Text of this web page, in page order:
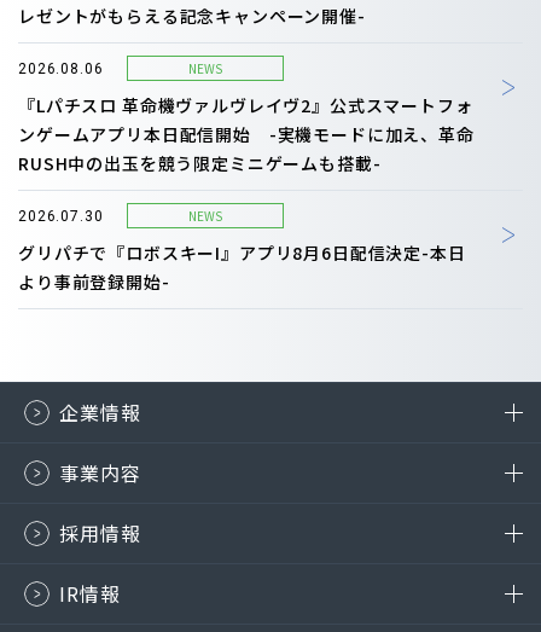
レゼントがもらえる記念キャンペーン開催-
2026.08.06 NEWS
『Lパチスロ 革命機ヴァルヴレイヴ2』公式スマートフォ
ンゲームアプリ本日配信開始 -実機モードに加え、革命
RUSH中の出玉を競う限定ミニゲームも搭載-
2026.07.30 NEWS
グリパチで『ロボスキーI』アプリ8月6日配信決定-本日
より事前登録開始-
企業情報
事業内容
採用情報
IR情報